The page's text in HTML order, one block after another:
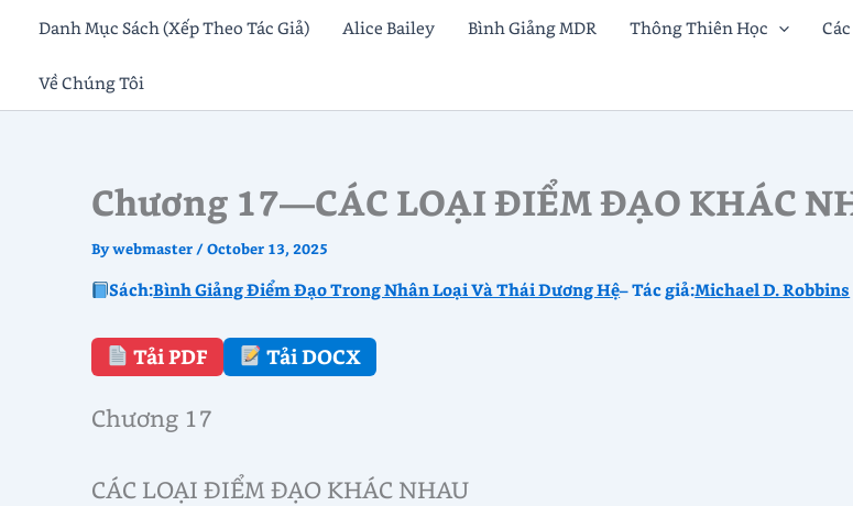
Skip
content
Danh Mục Sách (Xếp Theo Tác Giả) Alice Bailey Bình Giảng MDR Thông Thiên Học
Về Chúng Tôi
Chương 17—CÁC LOẠI ĐIỂM ĐẠO KHÁC
Bywebmaster /October 13, 2025
Sách:Bình Giảng Điểm Đạo Trong Nhân Loại Và Thái Dương Hệ– Tác giả:Michael D. Robbins
Tải PDF Tải DOCX
Chương 17
CÁC LOẠI ĐIỂM ĐẠO KHÁC NHAU